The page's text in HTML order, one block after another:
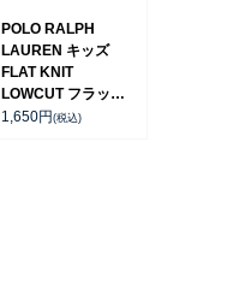
POLO RALPH
LAUREN キッズ
FLAT KNIT
LOWCUT フラット
ニット スニーカー丈
1,650円(税込)